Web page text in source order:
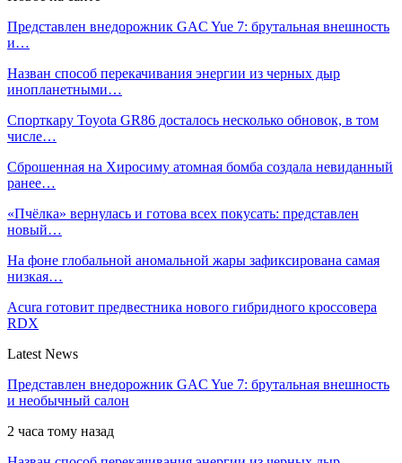
Представлен внедорожник GAC Yue 7: брутальная внешность
и…
Назван способ перекачивания энергии из черных дыр
инопланетными…
Спорткару Toyota GR86 досталось несколько обновок, в том
числе…
Сброшенная на Хиросиму атомная бомба создала невиданный
ранее…
«Пчёлка» вернулась и готова всех покусать: представлен
новый…
На фоне глобальной аномальной жары зафиксирована самая
низкая…
Acura готовит предвестника нового гибридного кроссовера
RDX
Latest News
Представлен внедорожник GAC Yue 7: брутальная внешность
и необычный салон
2 часа тому назад